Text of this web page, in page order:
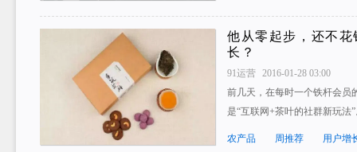
他从零起步，还不
长？
91运营
2016-01-28 03:00
前几天，在每时一个铁杆会员
是“互联网+茶叶的社群新玩
农产品 周推荐 用户增